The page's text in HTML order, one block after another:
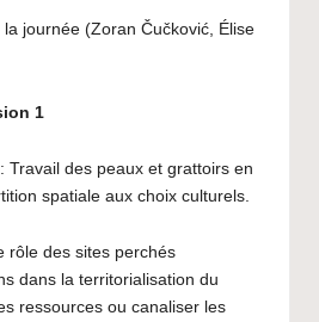
journée (Zoran Čučković, Élise
1
: Travail des peaux et grattoirs en
spatiale aux choix culturels.
rôle des sites perchés
dans la territorialisation du
ressources ou canaliser les